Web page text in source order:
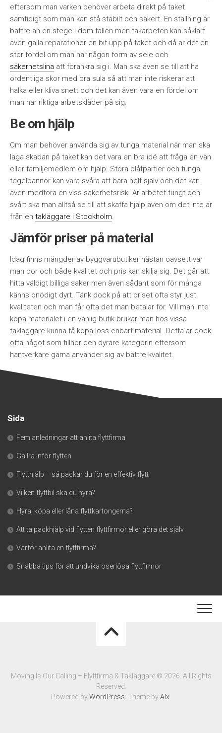
eftersom man varken behöver arbeta direkt på taket
samtidigt som man kan stå stabilt och säkert. En ställning är
bättre än en stege i dom fallen men takarbeten kan såklart
även gälla reparationer en bit upp på taket och då är det en
stor fördel om man har någon form av sele och
säkerhetslina att förankra sig i. Man ska även se till att ha
ordentliga skor med bra sula så att man inte riskerar att
halka eller kliva snett och det kan även vara en fördel om
man har riktiga arbetskläder på sig.
Be om hjälp
Om man behöver använda sig av tunga material när man ska
laga skadan på taket kan det vara en bra idé att fråga en vän
eller familjemedlem om hjälp. Stora plåtpartier och tunga
tegelpannor kan vara svåra att bära helt själv och det kan
även medföra en viss säkerhetsrisk. Är arbetet tungt och
svårt ska man alltså se till att skaffa hjälp även om det inte är
från en takläggare i Stockholm.
Jämför priser på material
Idag finns mängder av byggvarubutiker nästan oavsett var
man bor och både kvalitet och pris kan skilja sig. Det går att
hitta väldigt billiga saker men även sådant som för många
känns onödigt dyrt. Tänk dock på att priset ofta styr just
kvaliteten och man får ofta det man betalar för. Vill man inte
köpa materialet i en vanlig butik brukar man hos vissa
takläggare kunna få köpa loss enbart material. Detta är dock
ofta något som tillhör den dyrare kategorin eftersom
hantverkare gärna använder sig av bättre kvalitet.
Sida
Fem anledningar att anlita flyttfirma
Gallra inför flytten
Flytthjälp – så packar du för en effektiv flytt
Vilken flyttbil ska du hyra?
Hyra, köpa eller låna flyttkartongerna?
Att ta packhjälp vid flytten flyttfirmor eller göra det själv
Varför anlita en flyttfirma?
Snabba tips för att undvika oseriösa flyttfirmor
Moving Is Our Calling – Flyttfirma & Takläggare © 2026. All Rights
Reserved.
Powered byWordPress . Theme byAlx